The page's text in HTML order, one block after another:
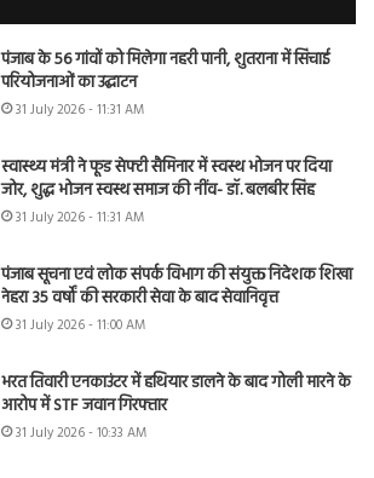
पंजाब के 56 गांवों को मिलेगा नहरी पानी, शुतराना में सिंचाई
परियोजनाओं का उद्घाटन
31 July 2026 - 11:31 AM
स्वास्थ्य मंत्री ने फूड सेफ्टी सैमिनार में स्वस्थ भोजन पर दिया
जोर, शुद्ध भोजन स्वस्थ समाज की नींव- डॉ. बलबीर सिंह
31 July 2026 - 11:31 AM
पंजाब सूचना एवं लोक संपर्क विभाग की संयुक्त निदेशक शिखा
नेहरा 35 वर्षों की सरकारी सेवा के बाद सेवानिवृत्त
31 July 2026 - 11:00 AM
भरत तिवारी एनकाउंटर में हथियार डालने के बाद गोली मारने के
आरोप में STF जवान गिरफ्तार
31 July 2026 - 10:33 AM